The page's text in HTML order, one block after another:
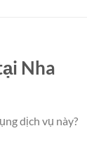
Nha
dịch vụ này?